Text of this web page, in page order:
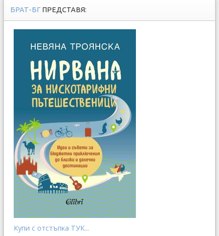
БРАТ-БГ ПРЕДСТАВЯ:
Купи с отстъпка ТУК...